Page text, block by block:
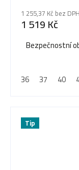
1 255,37 Kč bez DPH
1 519 Kč
Bezpečnostní
36
37 40
Tip